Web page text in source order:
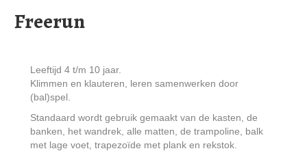
Freerun
Leeftijd 4 t/m 10 jaar.
Klimmen en klauteren, leren samenwerken door
(bal)spel.
Standaard wordt gebruik gemaakt van de kasten, de
banken, het wandrek, alle matten, de trampoline, balk
met lage voet, trapezoïde met plank en rekstok.